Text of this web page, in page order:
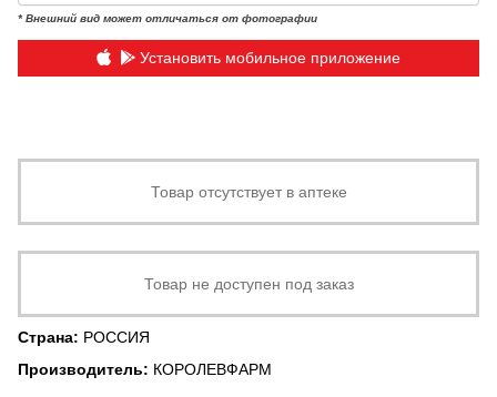
* Внешний вид может отличаться от фотографии
Установить мобильное приложение
Товар отсутствует в аптеке
Товар не доступен под заказ
Страна: РОССИЯ
Производитель: КОРОЛЕВФАРМ